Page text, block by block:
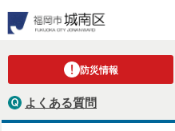
防災情報
よくある質問